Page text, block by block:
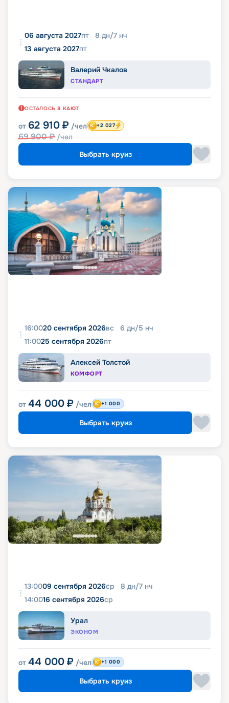
06 августа 2027пт 8 дн/7 нч
13 августа 2027пт
Валерий Чкалов
СТАНДАРТ
ОСТАЛОСЬ 8 КАЮТ
от 62 910 ₽ /чел
69 900₽ /чел
+2 027
Выбрать круиз
16:0020 сентября 2026вс 6 дн/5 нч
11:0025 сентября 2026пт
Алексей Толстой
КОМФОРТ
от 44 000 ₽ /чел +1 000
Выбрать круиз
13:0009 сентября 2026ср 8 дн/7 нч
14:0016 сентября 2026ср
Урал
ЭКОНОМ
от 44 000 ₽ /чел +1 000
Выбрать круиз